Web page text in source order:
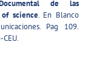
de las
science. En Blanco
Pag 109.